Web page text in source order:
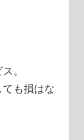
。
も損はな